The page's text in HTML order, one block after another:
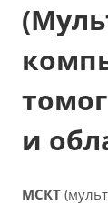
и
МСКТ